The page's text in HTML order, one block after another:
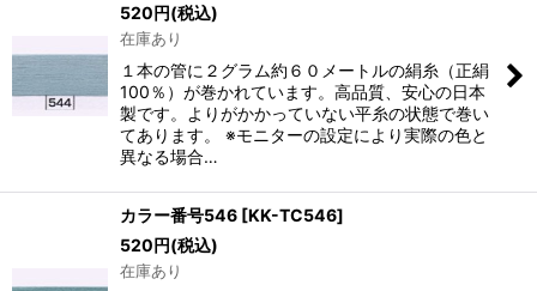
520円(税込)
在庫あり
１本の管に２グラム約６０メートルの絹糸（正絹
100％）が巻かれています。高品質、安心の日本
製です。よりがかかっていない平糸の状態で巻い
てあります。 ※モニターの設定により実際の色と
異なる場合…
カラー番号546 [KK-TC546]
520円(税込)
在庫あり